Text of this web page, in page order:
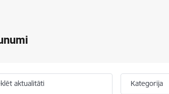
aktualitāti Kategorija